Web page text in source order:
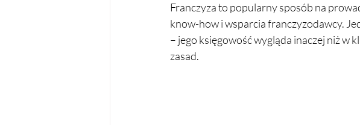
Franczyza to popularny sposób na
know-how i wsparcia franczyzodawcy.
– jego księgowość wygląda inaczej niż w
zasad.